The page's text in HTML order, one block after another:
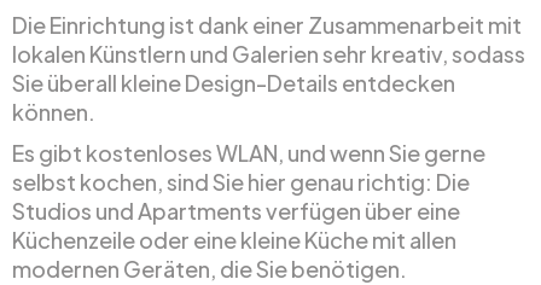
Die Einrichtung ist dank einer Zusammenarbeit mit
lokalen Künstlern und Galerien sehr kreativ, sodass
Sie überall kleine Design-Details entdecken
können.
Es gibt kostenloses WLAN, und wenn Sie gerne
selbst kochen, sind Sie hier genau richtig: Die
Studios und Apartments verfügen über eine
Küchenzeile oder eine kleine Küche mit allen
modernen Geräten, die Sie benötigen.